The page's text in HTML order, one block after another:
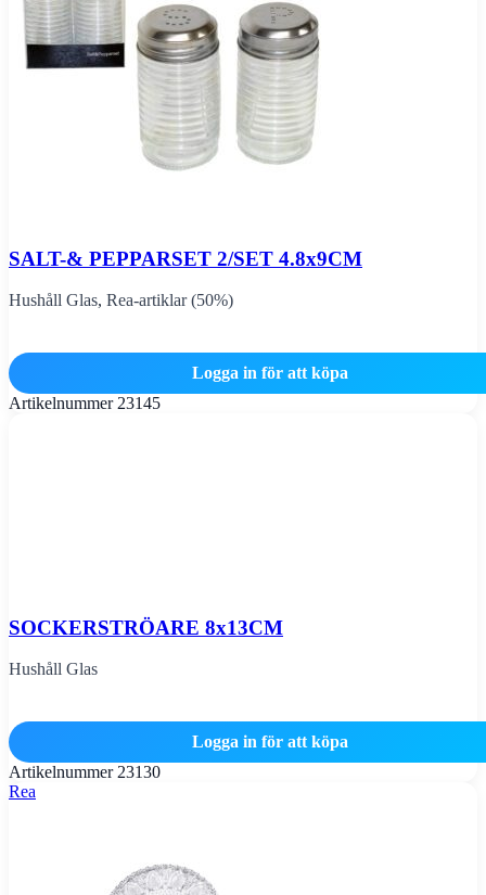
SALT-& PEPPARSET 2/SET 4.8x9CM
Hushåll Glas, Rea-artiklar (50%)
Logga in för att köpa
Artikelnummer 23145
SOCKERSTRÖARE 8x13CM
Hushåll Glas
Logga in för att köpa
Artikelnummer 23130
Rea